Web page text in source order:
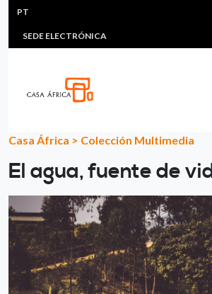
Passar para o conteúdo principal
HEADER MENU
MULTIMEDIA
SEDE ELECTRÓNICA
PT
Casa África > Colección Multimedia
El agua, fuente de